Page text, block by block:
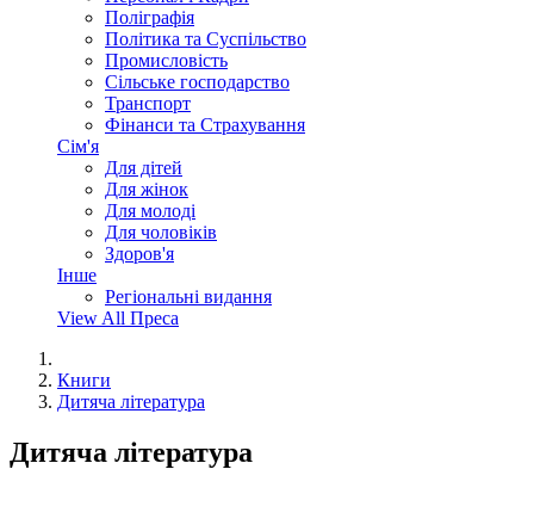
Поліграфія
Політика та Суспільство
Промисловість
Сільське господарство
Транспорт
Фінанси та Страхування
Сім'я
Для дітей
Для жінок
Для молоді
Для чоловіків
Здоров'я
Інше
Регіональні видання
View All Преса
Книги
Дитяча література
Дитяча література